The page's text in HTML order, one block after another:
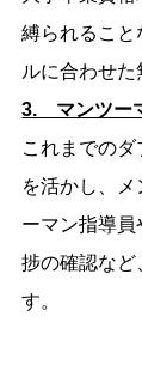
縛られること
ルに合わせた
3. マンツー
これまでの
を活かし、
ーマン指導
捗の確認な
す。